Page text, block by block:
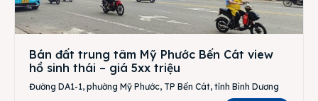
Bán đất trung tâm Mỹ Phước Bến Cát view
hồ sinh thái – giá 5xx triệu
Đường DA1-1, phường Mỹ Phước, TP Bến Cát, tỉnh Bình Dương